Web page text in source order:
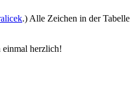
.) Alle Zeichen in der Tabelle
herzlich!